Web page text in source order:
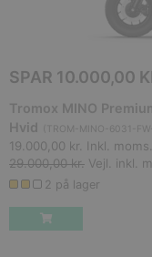
SPAR 10.000,00
Tromox MINO
Hvid
TROM-MINO-6031-
19.000,00 kr. Inkl. moms.
29.000,00 kr. Vejl. inkl.
2 på lager